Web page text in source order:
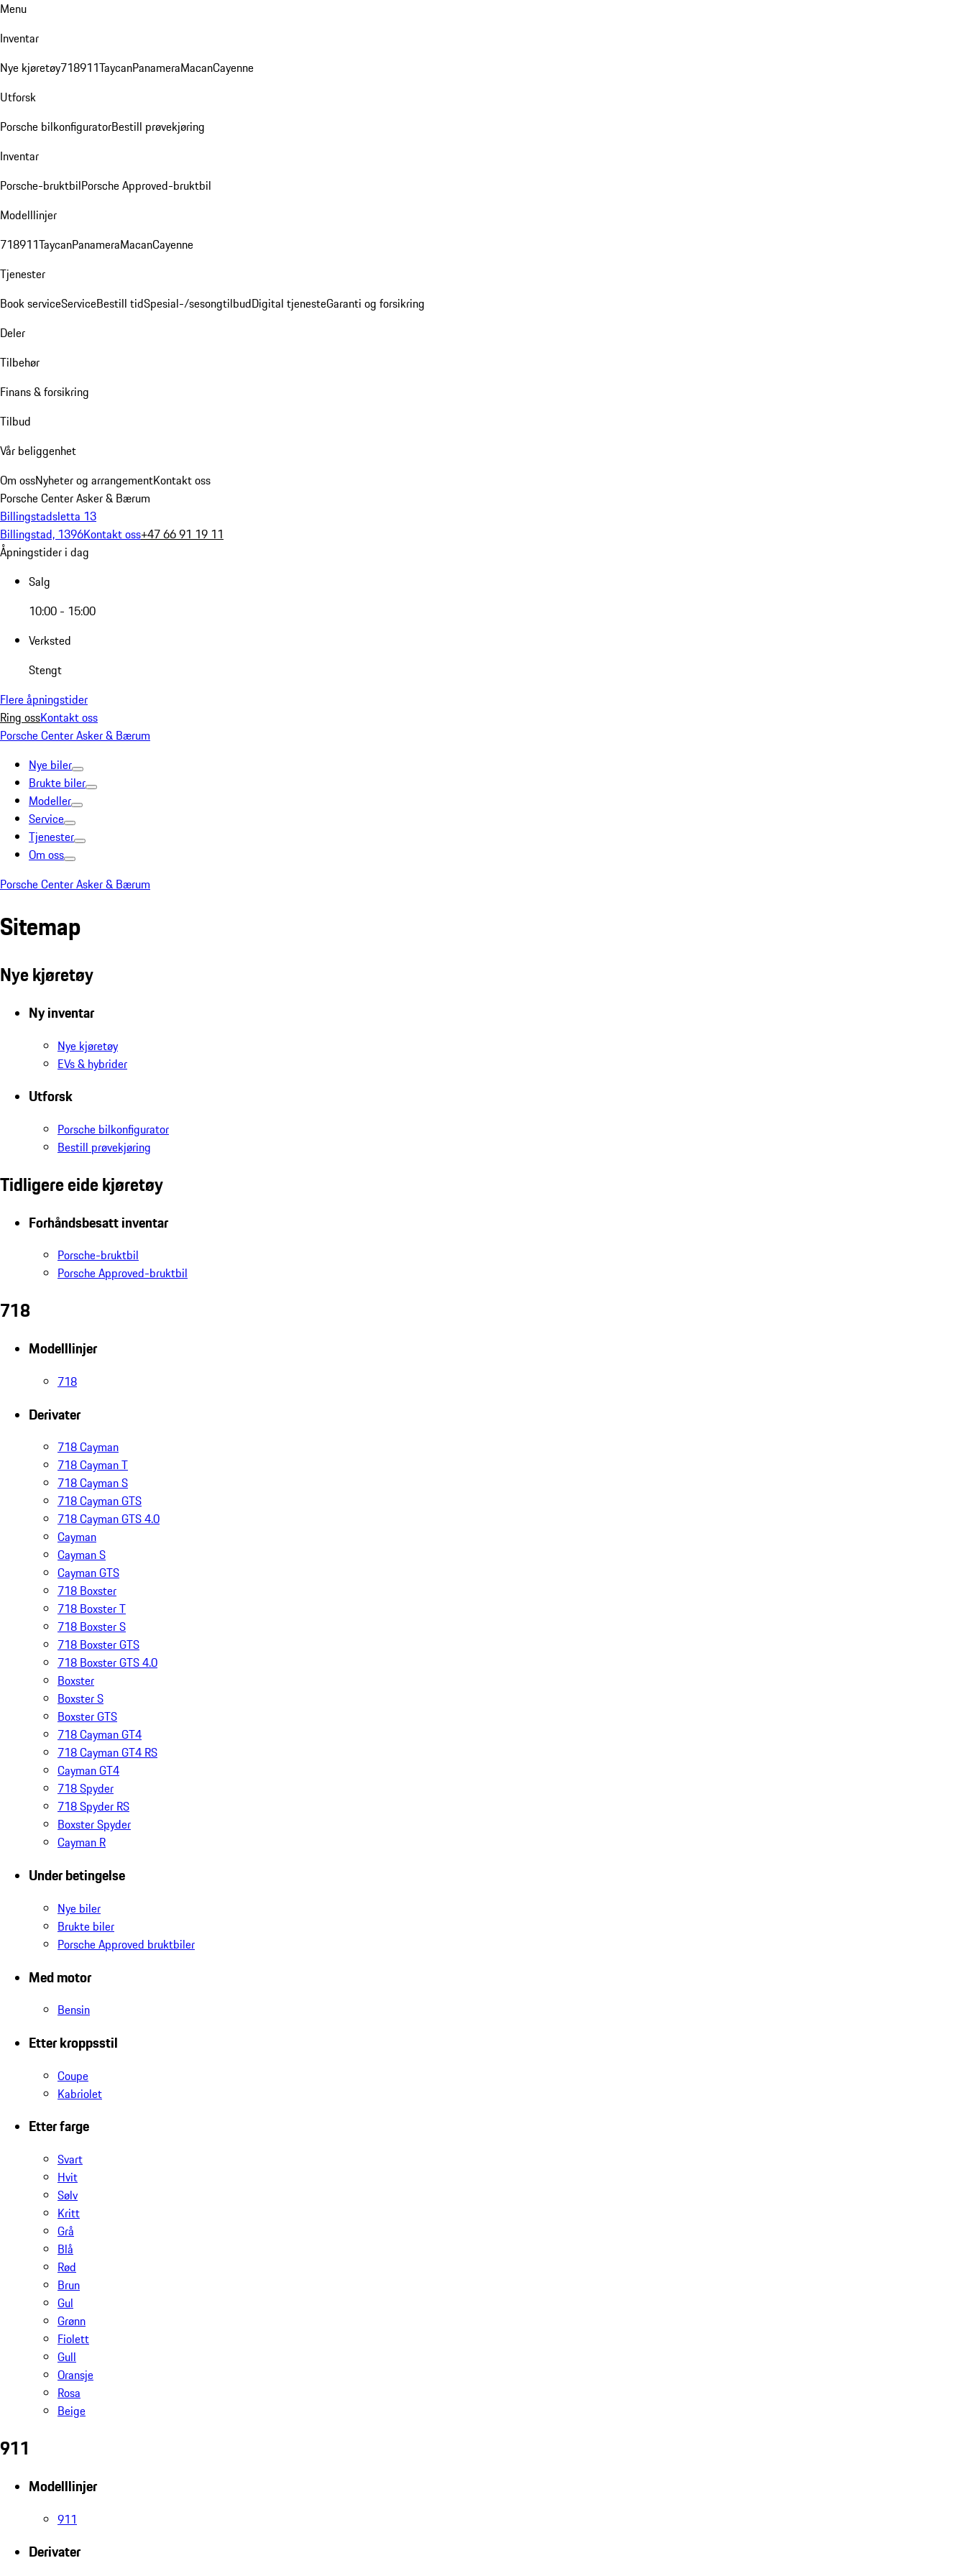
Menu
Inventar
Nye kjøretøy718911TaycanPanameraMacanCayenne
Utforsk
Porsche bilkonfiguratorBestill prøvekjøring
Inventar
Porsche-bruktbilPorsche Approved-bruktbil
Modelllinjer
718911TaycanPanameraMacanCayenne
Tjenester
Book serviceServiceBestill tidSpesial-/sesongtilbudDigital tjenesteGaranti og forsikring
Deler
Tilbehør
Finans & forsikring
Tilbud
Vår beliggenhet
Om ossNyheter og arrangementKontakt oss
Porsche Center Asker & Bærum
Billingstadsletta 13
Billingstad, 1396Kontakt oss+47 66 91 19 11
Åpningstider i dag
Salg
10:00 - 15:00
Verksted
Stengt
Flere åpningstider
Ring ossKontakt oss
Porsche Center Asker & Bærum
Nye biler
Brukte biler
Modeller
Service
Tjenester
Om oss
Porsche Center Asker & Bærum
Sitemap
Nye kjøretøy
Ny inventar
Nye kjøretøy
EVs & hybrider
Utforsk
Porsche bilkonfigurator
Bestill prøvekjøring
Tidligere eide kjøretøy
Forhåndsbesatt inventar
Porsche-bruktbil
Porsche Approved-bruktbil
718
Modelllinjer
718
Derivater
718 Cayman
718 Cayman T
718 Cayman S
718 Cayman GTS
718 Cayman GTS 4.0
Cayman
Cayman S
Cayman GTS
718 Boxster
718 Boxster T
718 Boxster S
718 Boxster GTS
718 Boxster GTS 4.0
Boxster
Boxster S
Boxster GTS
718 Cayman GT4
718 Cayman GT4 RS
Cayman GT4
718 Spyder
718 Spyder RS
Boxster Spyder
Cayman R
Under betingelse
Nye biler
Brukte biler
Porsche Approved bruktbiler
Med motor
Bensin
Etter kroppsstil
Coupe
Kabriolet
Etter farge
Svart
Hvit
Sølv
Kritt
Grå
Blå
Rød
Brun
Gul
Grønn
Fiolett
Gull
Oransje
Rosa
Beige
911
Modelllinjer
911
Derivater